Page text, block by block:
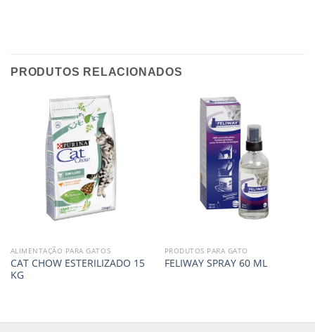
PRODUTOS RELACIONADOS
ALIMENTAÇÃO PARA GATOS
CAT CHOW ESTERILIZADO 15
KG
PRODUTOS PARA GATO
FELIWAY SPRAY 60 ML